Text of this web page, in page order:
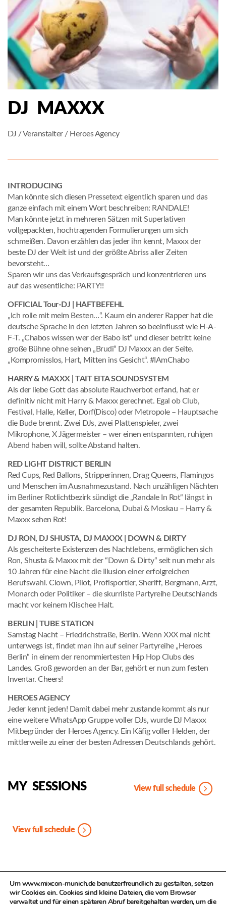
DJ MAXXX
DJ / Veranstalter / Heroes Agency
INTRODUCING
Man könnte sich diesen Pressetext eigentlich sparen und das
ganze einfach mit einem Wort beschreiben: RANDALE!
Man könnte jetzt in mehreren Sätzen mit Superlativen
vollgepackten, hochtragenden Formulierungen um sich
schmeißen. Davon erzählen das jeder ihn kennt, Maxxx der
beste DJ der Welt ist und der größte Abriss aller Zeiten
bevorsteht…
Sparen wir uns das Verkaufsgespräch und konzentrieren uns
auf das wesentliche: PARTY!!
OFFICIAL Tour-DJ | HAFTBEFEHL
„Ich rolle mit meim Besten…“. Kaum ein anderer Rapper hat die
deutsche Sprache in den letzten Jahren so beeinflusst wie H-A-
F-T. „Chabos wissen wer der Babo ist“ und dieser betritt keine
große Bühne ohne seinen „Brudi“ DJ Maxxx an der Seite.
„Kompromisslos, Hart, Mitten ins Gesicht“. #IAmChabo
HARRY & MAXXX | TAIT EITA SOUNDSYSTEM
Als der liebe Gott das absolute Rauchverbot erfand, hat er
definitiv nicht mit Harry & Maxxx gerechnet. Egal ob Club,
Festival, Halle, Keller, Dorf(Disco) oder Metropole – Hauptsache
die Bude brennt. Zwei DJs, zwei Plattenspieler, zwei
Mikrophone, X Jägermeister – wer einen entspannten, ruhigen
Abend haben will, sollte Abstand halten.
RED LIGHT DISTRICT BERLIN
Red Cups, Red Ballons, Stripperinnen, Drag Queens, Flamingos
und Menschen im Ausnahmezustand. Nach unzähligen Nächten
im Berliner Rotlichtbezirk sündigt die „Randale In Rot“ längst in
der gesamten Republik. Barcelona, Dubai & Moskau – Harry &
Maxxx sehen Rot!
DJ RON, DJ SHUSTA, DJ MAXXX | DOWN & DIRTY
Als gescheiterte Existenzen des Nachtlebens, ermöglichen sich
Ron, Shusta & Maxxx mit der “Down & Dirty“ seit nun mehr als
10 Jahren für eine Nacht die Illusion einer erfolgreichen
Berufswahl. Clown, Pilot, Profisportler, Sheriff, Bergmann, Arzt,
Monarch oder Politiker – die skurrilste Partyreihe Deutschlands
macht vor keinem Klischee Halt.
BERLIN | TUBE STATION
Samstag Nacht – Friedrichstraße, Berlin. Wenn XXX mal nicht
unterwegs ist, findet man ihn auf seiner Partyreihe „Heroes
Berlin“ in einem der renommiertesten Hip Hop Clubs des
Landes. Groß geworden an der Bar, gehört er nun zum festen
Inventar. Cheers!
HEROES AGENCY
Jeder kennt jeden! Damit dabei mehr zustande kommt als nur
eine weitere WhatsApp Gruppe voller DJs, wurde DJ Maxxx
Mitbegründer der Heroes Agency. Ein Käfig voller Helden, der
mittlerweile zu einer der besten Adressen Deutschlands gehört.
MY SESSIONS View full schedule
View full schedule
PREV NEXT
Um www.mixcon-munich.de benutzerfreundlich zu gestalten, setzen
wir Cookies ein. Cookies sind kleine Dateien, die vom Browser
verwaltet und für einen späteren Abruf bereitgehalten werden, um die